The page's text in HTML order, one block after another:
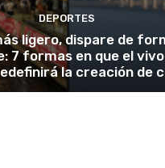
DEPORTES
ligero, dispare de
7 formas en que el
la creación de